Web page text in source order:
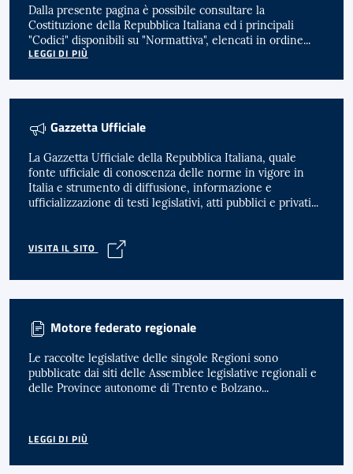
Dalla presente pagina è possibile consultare la
Costituzione della Repubblica Italiana ed i principali
"Codici" disponibili su "Normattiva", elencati in ordine...
LEGGI DI PIÙ
Gazzetta Ufficiale
La Gazzetta Ufficiale della Repubblica Italiana, quale
fonte ufficiale di conoscenza delle norme in vigore in
Italia e strumento di diffusione, informazione e
ufficializzazione di testi legislativi, atti pubblici e privati...
VISITA IL SITO
Motore federato regionale
Le raccolte legislative delle singole Regioni sono
pubblicate dai siti delle Assemblee legislative regionali e
delle Province autonome di Trento e Bolzano...
LEGGI DI PIÙ